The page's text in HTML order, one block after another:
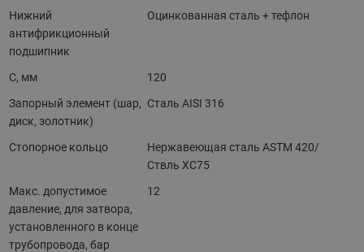
Нижний
антифрикционный
подшипник
Оцинкованная сталь + тефлон
C, мм
120
Запорный элемент (шар,
диск, золотник)
Сталь AISI 316
Стопорное кольцо
Нержавеющая сталь ASTM 420/
Ствль XC75
Макс. допустимое
давление, для затвора,
установленного в конце
трубопровода, бар
12